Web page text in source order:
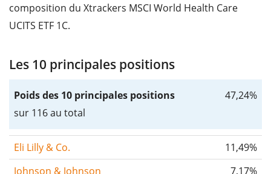
composition du Xtrackers MSCI World Health Care
UCITS ETF 1C.
Les 10 principales positions
Poids des 10 principales positions
sur 116 au total
47,24%
Eli Lilly & Co.
11,49%
Johnson & Johnson
7,17%